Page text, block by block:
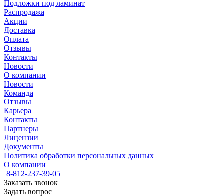
Подложки под ламинат
Распродажа
Акции
Доставка
Оплата
Отзывы
Контакты
Новости
О компании
Новости
Команда
Отзывы
Карьера
Контакты
Партнеры
Лицензии
Документы
Политика обработки персональных данных
О компании
8-812-237-39-05
Заказать звонок
Задать вопрос